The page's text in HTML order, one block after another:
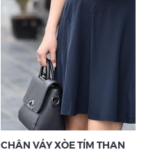
CHÂN VÁY XÒE TÍM THAN